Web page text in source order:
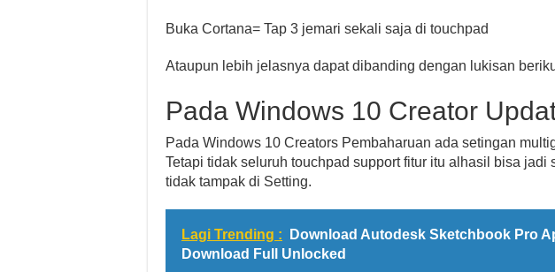
Buka Cortana= Tap 3 jemari sekali saja di touchpad
Ataupun lebih jelasnya dapat dibanding dengan lukisan
Pada Windows 10 Creator
Pada Windows 10 Creators Pembaharuan ada setingan
Tetapi tidak seluruh touchpad support fitur itu alhasil bisa jadi
tidak tampak di Setting.
Lagi Trending :
Download Autodesk Sketchbook Pro
Download Full Unlocked